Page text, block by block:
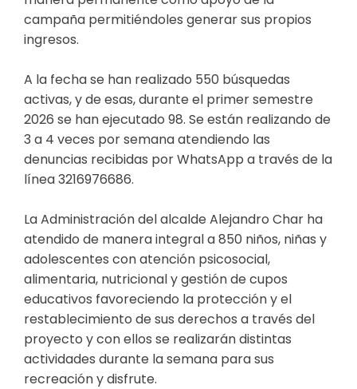
campaña permitiéndoles generar sus propios
ingresos.
A la fecha se han realizado 550 búsquedas
activas, y de esas, durante el primer semestre
2026 se han ejecutado 98. Se están realizando de
3 a 4 veces por semana atendiendo las
denuncias recibidas por WhatsApp a través de la
línea 3216976686.
La Administración del alcalde Alejandro Char ha
atendido de manera integral a 850 niños, niñas y
adolescentes con atención psicosocial,
alimentaria, nutricional y gestión de cupos
educativos favoreciendo la protección y el
restablecimiento de sus derechos a través del
proyecto y con ellos se realizarán distintas
actividades durante la semana para sus
recreación y disfrute.